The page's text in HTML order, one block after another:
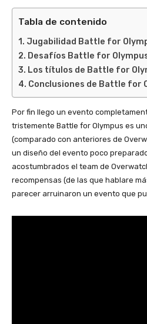
Tabla de contenido
Jugabilidad Battle for
Desafíos Battle for
Los títulos de Battle for
Conclusiones de Battle for
Por fin llego un evento
tristemente Battle for Olympus es
(comparado con anteriores de
un diseño del evento poco
acostumbrados el team de
recompensas (de las que hablare
parecer arruinaron un evento que